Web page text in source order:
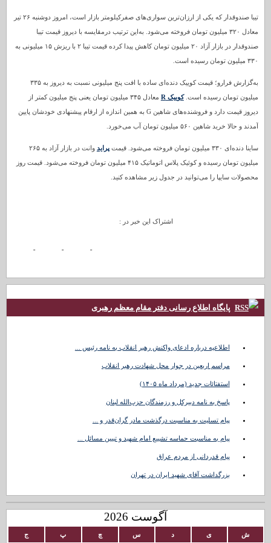
تیبا صندوقدار که یکی از ارزان‌ترین سواری‌های صفرکیلومتر بازار است، امروز دوشنبه ۲۶ تیر
معادل ۳۲۰ میلیون تومان فروخته می‌شود. به‌این ترتیب درمقایسه با دیروز قیمت تیبا
صندوقدار در بازار آزاد ۲۰ میلیون تومان کاهش پیدا کرده قیمت تیبا ۲ با ریزش ۱۵ میلیونی به
۳۳۰ میلیون تومان رسیده است.
به‌گزارش فرارو؛ قیمت کوییک دنده‌ای ساده با افت پنج میلیونی نسبت به دیروز به ۳۳۵
میلیون تومان رسیده است.کوییک R
معادل ۳۴۵ میلیون تومان یعنی پنج میلیون کمتر از
دیروز قیمت دارد و فروشنده‌های شاهین G به همین اندازه از ارقام پیشنهادی خودشان پایین
آمدند و حالا خرید شاهین ۵۶۰ میلیون تومان آب می‌خورد.
ساینا دنده‌ای ۳۳۰ میلیون تومان فروخته می‌شود. قیمت پراید
وانت در بازار آزاد به ۲۶۵
میلیون تومان رسیده و کوئیک پلاس اتوماتیک ۴۱۵ میلیون تومان فروخته می‌شود. قیمت روز
محصولات سایپا را می‌توانید در جدول زیر مشاهده کنید.
اشتراک این خبر در :
پایگاه اطلاع رسانی دفتر مقام معظم رهبری
اطلاعیه درباره ادعای واکنش رهبر انقلاب به نامه رئیس ...
مراسم اربعین در جوار محل شهادت رهبر انقلاب
استفتائات جدید (مرداد ماه ۱۴۰۵)
پاسخ به نامه دبیرکل و رزمندگان حزب‌الله لبنان
پیام تسلیت به مناسبت درگذشت مادر گران‌قدر و ...
پیام به مناسبت حماسه تشییع امام شهید و تبیین مسائل ...
پیام قدردانی از مردم عراق
بزرگداشت آقای شهید ایران در تهران
آگوست 2026
ش ی د س چ پ ج